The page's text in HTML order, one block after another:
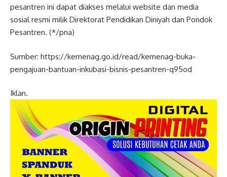
pesantren ini dapat diakses melalui website dan media
sosial resmi milik Direktorat Pendidikan Diniyah dan Pondok
Pesantren. (*/pna)
Sumber: https://kemenag.go.id/read/kemenag-buka-
pengajuan-bantuan-inkubasi-bisnis-pesantren-q95od
Iklan.